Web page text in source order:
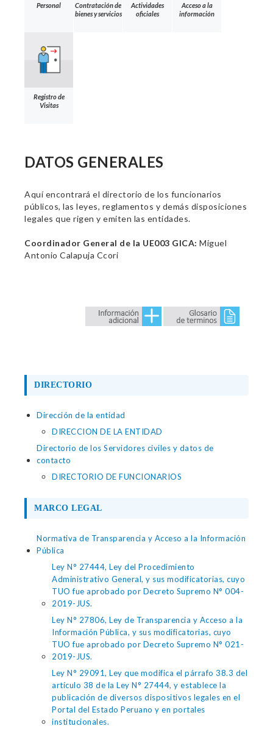
Personal
Contratación de
bienes y servicios
Actividades
oficiales
Acceso a la
información
Registro de
Visitas
DATOS GENERALES
Aquí encontrará el directorio de los funcionarios
públicos, las leyes, reglamentos y demás disposiciones
legales que rigen y emiten las entidades.
Coordinador General de la UE003 GICA: Miguel
Antonio Calapuja Ccori
DIRECTORIO
Dirección de la entidad
DIRECCION DE LA ENTIDAD
Directorio de los Servidores civiles y datos de
contacto
DIRECTORIO DE FUNCIONARIOS
MARCO LEGAL
Normativa de Transparencia y Acceso a la Información
Pública
Ley N° 27444, Ley del Procedimiento
Administrativo General, y sus modificatorias, cuyo
TUO fue aprobado por Decreto Supremo N° 004-
2019-JUS.
Ley N° 27806, Ley de Transparencia y Acceso a la
Información Pública, y sus modificatorias, cuyo
TUO fue aprobado por Decreto Supremo N° 021-
2019-JUS.
Ley N° 29091, Ley que modifica el párrafo 38.3 del
artículo 38 de la Ley N° 27444, y establece la
publicación de diversos dispositivos legales en el
Portal del Estado Peruano y en portales
institucionales.